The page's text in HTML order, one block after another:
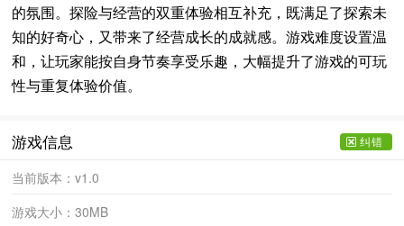
的氛围。探险与经营的双重体验相互补充，既满足了探索未
知的好奇心，又带来了经营成长的成就感。游戏难度设置温
和，让玩家能按自身节奏享受乐趣，大幅提升了游戏的可玩
性与重复体验价值。
游戏信息
当前版本：v1.0
游戏大小：30MB
纠错